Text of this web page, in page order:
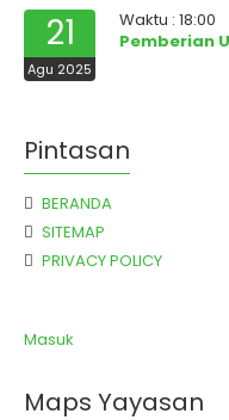
21
Agu 2025
Waktu : 18:00
Pemberian
Pintasan
BERANDA
SITEMAP
PRIVACY POLICY
Masuk
Maps Yayasan